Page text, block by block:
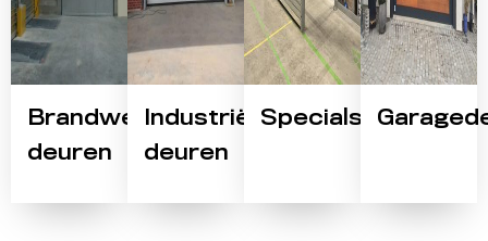
Brandwerende
deuren
Industriële
deuren
Specials